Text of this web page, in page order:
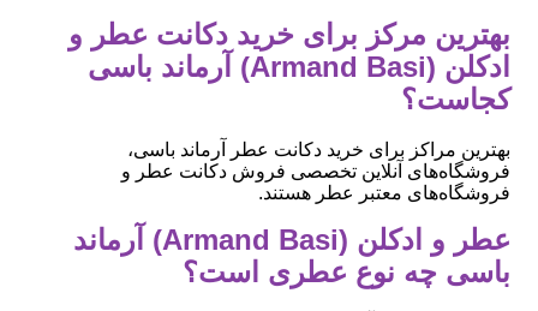
بهترین مرکز برای خرید دکانت عطر و
ادکلن (Armand Basi) آرماند باسی
کجاست؟
بهترین مراکز برای خرید دکانت عطر آرماند باسی،
فروشگاه‌های آنلاین تخصصی فروش دکانت عطر و
فروشگاه‌های معتبر عطر هستند.
عطر و ادکلن (Armand Basi) آرماند
باسی چه نوع عطری است؟